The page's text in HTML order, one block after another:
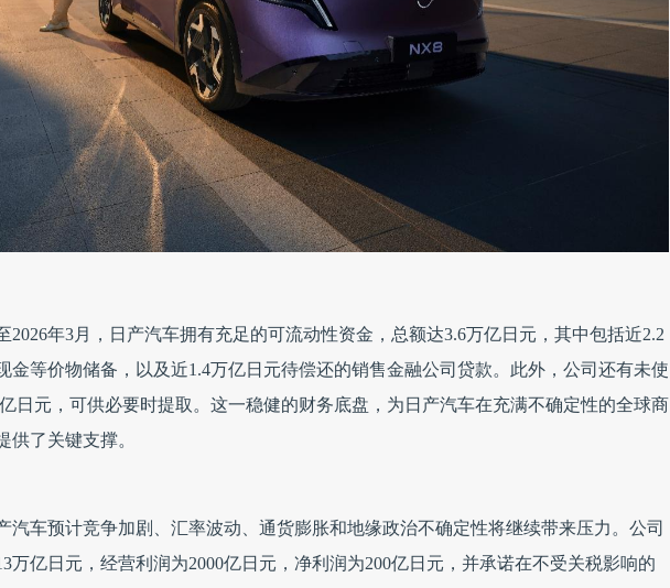
2026年3月，日产汽车拥有充足的可流动性资金，总额达3.6万亿日元，其中包括近2.2
金等价物储备，以及近1.4万亿日元待偿还的销售金融公司贷款。此外，公司还有未使
日元，可供必要时提取。这一稳健的财务底盘，为日产汽车在充满不确定性的全球商
供了关键支撑。
汽车预计竞争加剧、汇率波动、通货膨胀和地缘政治不确定性将继续带来压力。公司
万亿日元，经营利润为2000亿日元，净利润为200亿日元，并承诺在不受关税影响的